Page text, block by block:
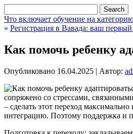
Что включает обучение на
« Регистрация в Вавада: ваш
Как помочь ребенку
Опубликовано 16.04.2025 | Автор:
сопряжено со стрессами,
– сделать этот переход
интеграцию. Поэтому поддержка и